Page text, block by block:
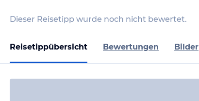
Dieser Reisetipp wurde noch nicht bewertet.
Reisetippübersicht Bewertungen Bilder